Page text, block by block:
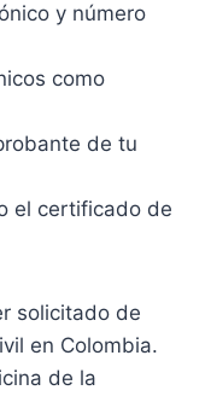
y número
como
de tu
el certificado de
solicitado de
en Colombia.
de la